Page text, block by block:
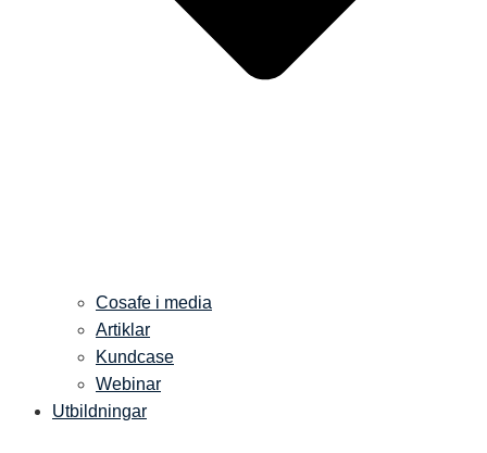
Cosafe i media
Artiklar
Kundcase
Webinar
Utbildningar